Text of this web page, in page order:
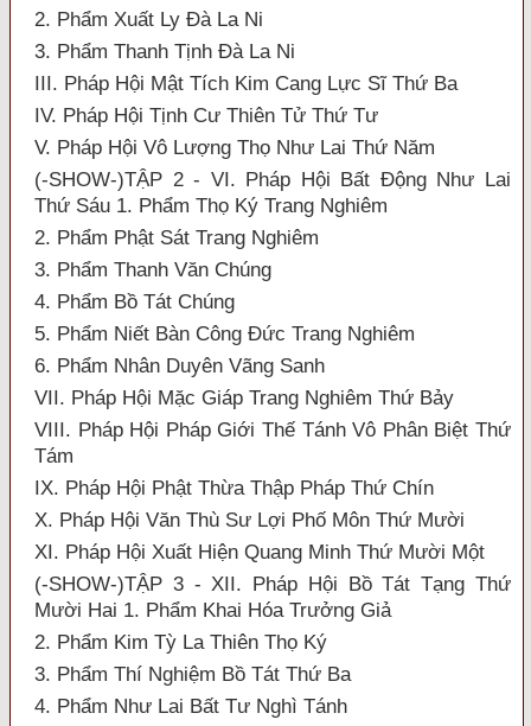
2. Phẩm Xuất Ly Đà La Ni
3. Phẩm Thanh Tịnh Đà La Ni
III. Pháp Hội Mật Tích Kim Cang Lực Sĩ Thứ Ba
IV. Pháp Hội Tịnh Cư Thiên Tử Thứ Tư
V. Pháp Hội Vô Lượng Thọ Như Lai Thứ Năm
(-SHOW-)TẬP 2 - VI. Pháp Hội Bất Động Như Lai
Thứ Sáu 1. Phẩm Thọ Ký Trang Nghiêm
2. Phẩm Phật Sát Trang Nghiêm
3. Phẩm Thanh Văn Chúng
4. Phẩm Bồ Tát Chúng
5. Phẩm Niết Bàn Công Đức Trang Nghiêm
6. Phẩm Nhân Duyên Vãng Sanh
VII. Pháp Hội Mặc Giáp Trang Nghiêm Thứ Bảy
VIII. Pháp Hội Pháp Giới Thế Tánh Vô Phân Biệt Thứ
Tám
IX. Pháp Hội Phật Thừa Thập Pháp Thứ Chín
X. Pháp Hội Văn Thù Sư Lợi Phố Môn Thứ Mười
XI. Pháp Hội Xuất Hiện Quang Minh Thứ Mười Một
(-SHOW-)TẬP 3 - XII. Pháp Hội Bồ Tát Tạng Thứ
Mười Hai 1. Phẩm Khai Hóa Trưởng Giả
2. Phẩm Kim Tỳ La Thiên Thọ Ký
3. Phẩm Thí Nghiệm Bồ Tát Thứ Ba
4. Phẩm Như Lai Bất Tư Nghì Tánh